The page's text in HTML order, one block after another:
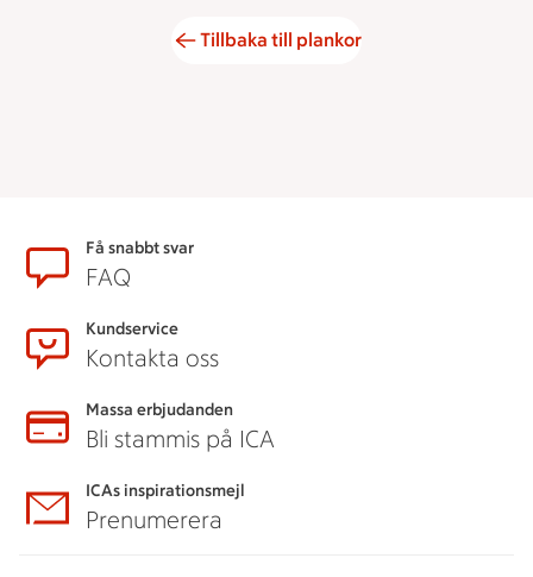
Tillbaka till plankor
SidfotFå snabbt svar
FAQ
Kundservice
Kontakta oss
Massa erbjudanden
Bli stammis på ICA
ICAs inspirationsmejl
Prenumerera